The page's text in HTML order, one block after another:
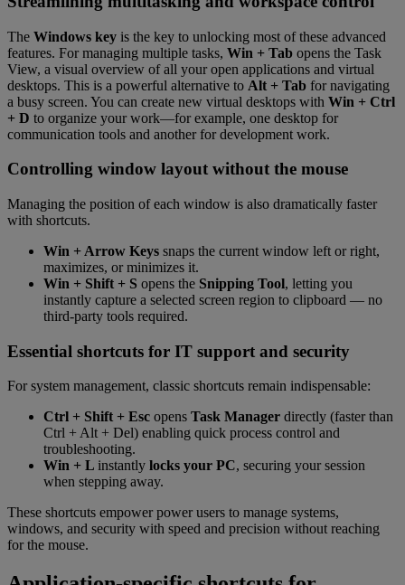
The Windows key is the key to unlocking most of these advanced
features. For managing multiple tasks, Win + Tab opens the Task
View, a visual overview of all your open applications and virtual
desktops. This is a powerful alternative to Alt + Tab for navigating
a busy screen. You can create new virtual desktops with Win + Ctrl
+ D to organize your work—for example, one desktop for
communication tools and another for development work.
Controlling window layout without the mouse
Managing the position of each window is also dramatically faster
with shortcuts.
Win + Arrow Keys snaps the current window left or right,
maximizes, or minimizes it.
Win + Shift + S opens the Snipping Tool, letting you
instantly capture a selected screen region to clipboard — no
third-party tools required.
Essential shortcuts for IT support and security
For system management, classic shortcuts remain indispensable:
Ctrl + Shift + Esc opens Task Manager directly (faster than
Ctrl + Alt + Del) enabling quick process control and
troubleshooting.
Win + L instantly locks your PC, securing your session
when stepping away.
These shortcuts empower power users to manage systems,
windows, and security with speed and precision without reaching
for the mouse.